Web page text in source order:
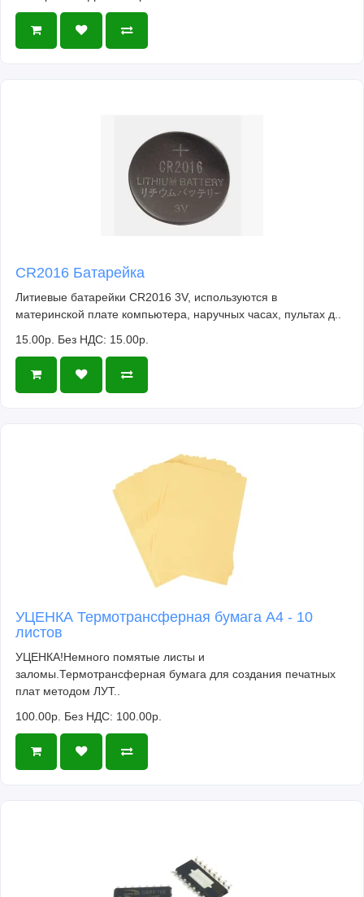
CR2016 Батарейка
Литиевые батарейки CR2016 3V, используются в
материнской плате компьютера, наручных часах, пультах д..
15.00р. Без НДС: 15.00р.
УЦЕНКА Термотрансферная бумага А4 - 10
листов
УЦЕНКА!Немного помятые листы и
заломы.Термотрансферная бумага для создания печатных
плат методом ЛУТ..
100.00р. Без НДС: 100.00р.